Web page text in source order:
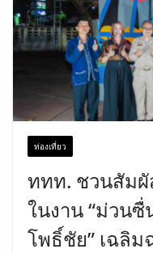
ท่องเที่ยว
ททท. ชวนสัมผั
ในงาน “ม่วน
โพธิ์ชัย” เฉลิ